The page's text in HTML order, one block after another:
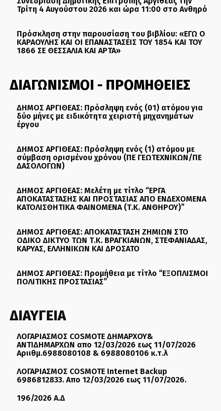
Τρίτη 4 Αυγούστου 2026 και ώρα 11:00 στο Ανθηρό
Πρόσκληση στην παρουσίαση του βιβλίου: «ΕΓΩ Ο
ΚΑΡΑΟΥΛΗΣ ΚΑΙ ΟΙ ΕΠΑΝΑΣΤΑΣΕΙΣ ΤΟΥ 1854 ΚΑΙ ΤΟΥ
1866 ΣΕ ΘΕΣΣΑΛΙΑ ΚΑΙ ΑΡΤΑ»
ΔΙΑΓΩΝΙΣΜΟΙ - ΠΡΟΜΗΘΕΙΕΣ
ΔΗΜΟΣ ΑΡΓΙΘΕΑΣ: Πρόσληψη ενός (01) ατόμου για
δύο μήνες με ειδικότητα χειριστή μηχανημάτων
έργου
ΔΗΜΟΣ ΑΡΓΙΘΕΑΣ: Πρόσληψη ενός (1) ατόμου με
σύμβαση ορισμένου χρόνου (ΠΕ ΓΕΩΤΕΧΝΙΚΩΝ/ΠΕ
ΔΑΣΟΛΟΓΩΝ)
ΔΗΜΟΣ ΑΡΓΙΘΕΑΣ: Μελέτη με τίτλο “ΕΡΓΑ
ΑΠΟΚΑΤΑΣΤΑΣΗΣ ΚΑΙ ΠΡΟΣΤΑΣΙΑΣ ΑΠΟ ΕΝΔΕΧΟΜΕΝΑ
ΚΑΤΟΛΙΣΘΗΤΙΚΑ ΦΑΙΝΟΜΕΝΑ (Τ.Κ. ΑΝΘΗΡΟΥ)”
ΔΗΜΟΣ ΑΡΓΙΘΕΑΣ: ΑΠΟΚΑΤΑΣΤΑΣΗ ΖΗΜΙΩΝ ΣΤΟ
ΟΔΙΚΟ ΔΙΚΤΥΟ ΤΩΝ Τ.Κ. ΒΡΑΓΚΙΑΝΩΝ, ΣΤΕΦΑΝΙΑΔΑΣ,
ΚΑΡΥΑΣ, ΕΛΛΗΝΙΚΩΝ ΚΑΙ ΔΡΟΣΑΤΟ
ΔΗΜΟΣ ΑΡΓΙΘΕΑΣ: Προμήθεια με τίτλο “ΕΞΟΠΛΙΣΜΟΙ
ΠΟΛΙΤΙΚΗΣ ΠΡΟΣΤΑΣΙΑΣ”
ΔΙΑΥΓΕΙΑ
ΛΟΓΑΡΙΑΣΜΟΣ COSMOTE ΔΗΜΑΡΧΟΥ&
ΑΝΤΙΔΗΜΑΡΧΩΝ απο 12/03/2026 εως 11/07/2026
Αριιθμ.6988080108 & 6988080106 κ.τ.λ
ΛΟΓΑΡΙΑΣΜΟΣ COSMOTE Internet Backup
6986812833. Απο 12/03/2026 εως 11/07/2026.
196/2026 Α.Δ